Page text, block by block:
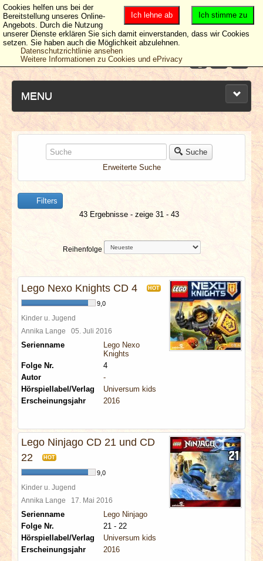
MENU
NEUESTE ARTIKEL
NEWS & DATES
BERICHTE
SPECIALS
REDAKTION
LINKS
ARCHIV
Suche
Erweiterte Suche
Filters
43 Ergebnisse - zeige 31 - 43
Reihenfolge
Lego Nexo Knights CD 4 HOT
9,0
Kinder u. Jugend
Annika Lange 05. Juli 2016
Serienname
Lego Nexo
Knights
Folge Nr.
4
Autor
-
Hörspiellabel/Verlag
Universum kids
Erscheinungsjahr
2016
Lego Ninjago CD 21 und CD
22
HOT
9,0
Kinder u. Jugend
Annika Lange 17. Mai 2016
Serienname
Lego Ninjago
Folge Nr.
21 - 22
Hörspiellabel/Verlag
Universum kids
Erscheinungsjahr
2016
Ich stimme zu
Ich lehne ab
Cookies helfen uns bei der
Bereitstellung unseres Online-
Angebots. Durch die Nutzung
unserer Dienste erklären Sie sich damit einverstanden, dass wir Cookies
setzen. Sie haben auch die Möglichkeit abzulehnen.
Datenschutzrichtlinie ansehen
Weitere Informationen zu Cookies und ePrivacy